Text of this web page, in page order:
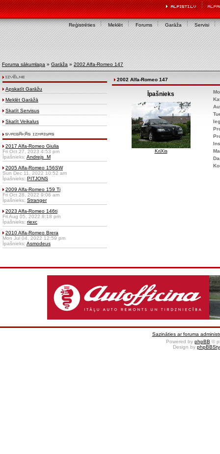
Reģistrēties Meklēt Forums Garāža Servisi
Foruma sākumlapa » Garāža » 2002 Alfa-Romeo 147
Apskatīt Garāžu
Meklēt Garāžā
Skatīt Servisus
Skatīt Veikalus
2017 Alfa-Romeo Giulia
Fri Oct 27, 2023 4:53 pm
Īpašnieks: Andrejs_M
2005 Alfa-Romeo 156SW
Sun Dec 11, 2022 10:52 am
Īpašnieks: PITJONS
2009 Alfa-Romeo 159 Ti
Fri Oct 28, 2022 9:06 am
Īpašnieks: Stranger
2023 Alfa-Romeo 146ti
Fri Aug 05, 2022 8:18 pm
Īpašnieks: riexc
2010 Alfa-Romeo Brera
Mon Jul 04, 2022 12:59 pm
Īpašnieks: Asmodeus
2002 Alfa-Romeo 147
Īpašnieks
KriXis
Sazināties ar foruma
Powered by phpBB ©
Design by